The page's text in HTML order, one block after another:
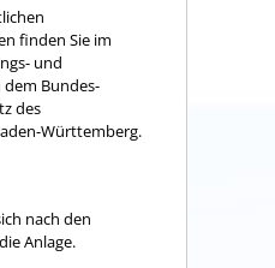
finden Sie im
und
Bundes-
des
Württemberg.
nach den
Anlage.